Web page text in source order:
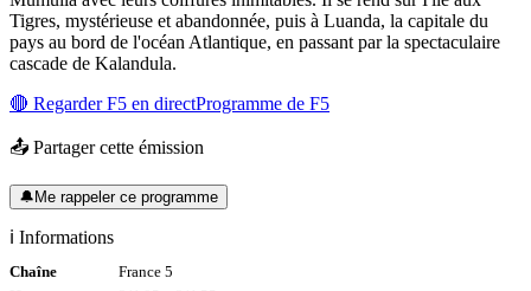
Tigres, mystérieuse et abandonnée, puis à Luanda, la capitale du
pays au bord de l'océan Atlantique, en passant par la spectaculaire
cascade de Kalandula.
🔴 RegarderF5 en directProgramme de F5
📤 Partager cette émission
🔔Me rappeler ce programme
ℹ️ Informations
Chaîne
France 5